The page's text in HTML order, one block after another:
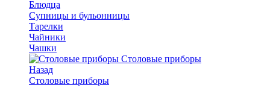
Блюдца
Супницы и бульонницы
Тарелки
Чайники
Чашки
Cтоловые приборы
Назад
Cтоловые приборы